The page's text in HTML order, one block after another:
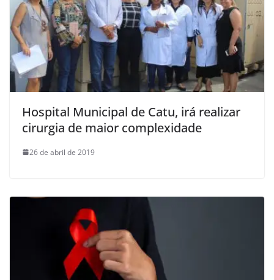
Hospital Municipal de Catu, irá realizar
cirurgia de maior complexidade
26 de abril de 2019